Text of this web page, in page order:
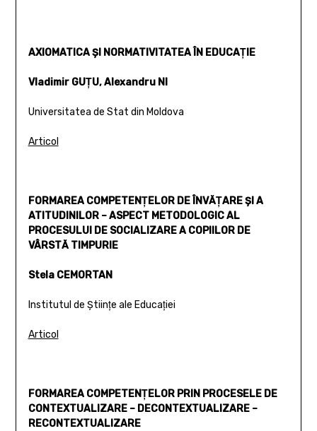
AXIOMATICA ŞI NORMATIVITATEA ÎN EDUCAŢIE
Vladimir GUŢU, Alexandru NI
Universitatea de Stat din Moldova
Articol
FORMAREA COMPETENŢELOR DE ÎNVĂŢARE ŞI A
ATITUDINILOR – ASPECT METODOLOGIC AL
PROCESULUI DE SOCIALIZARE A COPIILOR DE
VÂRSTĂ TIMPURIE
Stela CEMORTAN
Institutul de Ştiinţe ale Educaţiei
Articol
FORMAREA COMPETENŢELOR PRIN PROCESELE DE
CONTEXTUALIZARE – DECONTEXTUALIZARE –
RECONTEXTUALIZARE